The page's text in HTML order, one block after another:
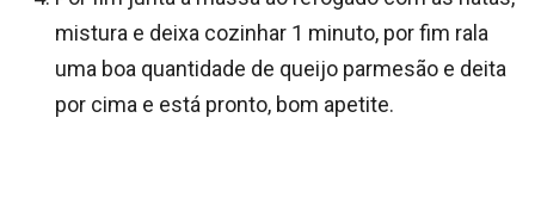
mistura e deixa cozinhar 1 minuto, por fim rala
uma boa quantidade de queijo parmesão e deita
por cima e está pronto, bom apetite.